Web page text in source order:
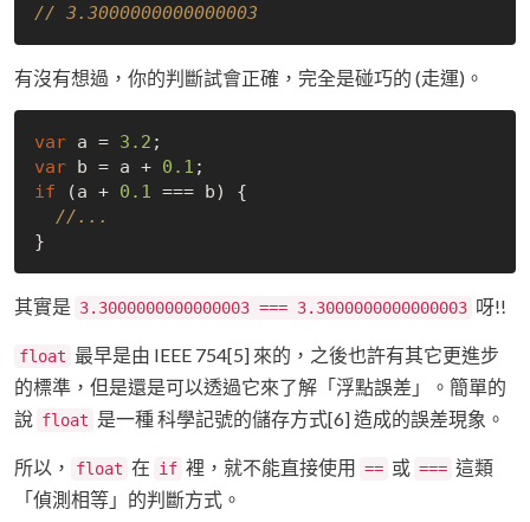
// 3.3000000000000003
有沒有想過，你的判斷試會正確，完全是碰巧的 (走運)。
var a = 3.2
var b = a + 0.1
if (a + 0.1 === b) {
//...
其實是 3.3000000000000003 === 3.3000000000000003 呀!!
float 最早是由 IEEE 754[5] 來的，之後也許有其它更進步
的標準，但是還是可以透過它來了解「浮點誤差」。簡單的
說 float 是一種 科學記號的儲存方式[6] 造成的誤差現象。
所以， float 在 if 裡，就不能直接使用 == 或 === 這類
「偵測相等」的判斷方式。